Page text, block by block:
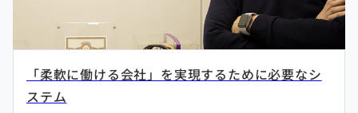
「柔軟に働ける会社」を実現するために必要なシ
ステム